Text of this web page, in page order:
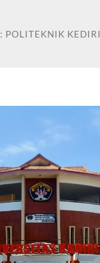
POLITEKNIK KEDIRI